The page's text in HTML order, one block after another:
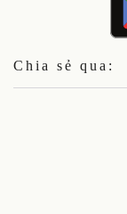
Chia sẻ qua: